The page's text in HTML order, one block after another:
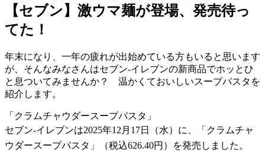
【セブン】激ウマ麺が登場、発売待っ
てた！
年末になり、一年の疲れが出始めている方もいると思います
が、そんなみなさんはセブン-イレブンの新商品でホッとひ
と息ついてみませんか？ 温かくておいしいスープパスタを
紹介します。
「クラムチャウダースープパスタ」
セブン-イレブンは2025年12月17日（水）に、「クラムチャ
ウダースープパスタ」（税込626.40円）を発売しました。